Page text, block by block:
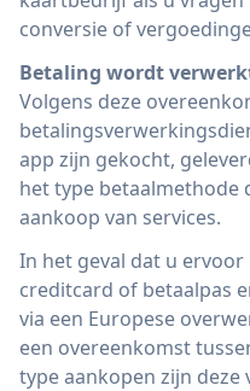
conversie of
Betaling wordt
Volgens deze
app zijn gekocht,
het type
aankoop van services.
In het geval dat u
creditcard of betaalpas
via een Europese
een overeenkomst
type aankopen zijn deze